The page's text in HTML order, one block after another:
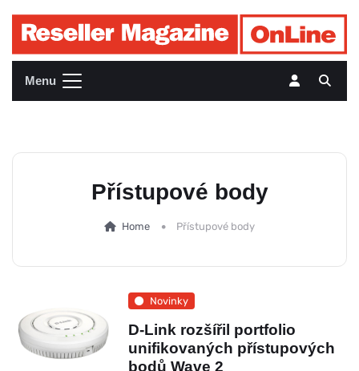
Menu
Přístupové body
Home Přístupové body
Novinky
D-Link rozšířil portfolio
unifikovaných přístupových
bodů Wave 2